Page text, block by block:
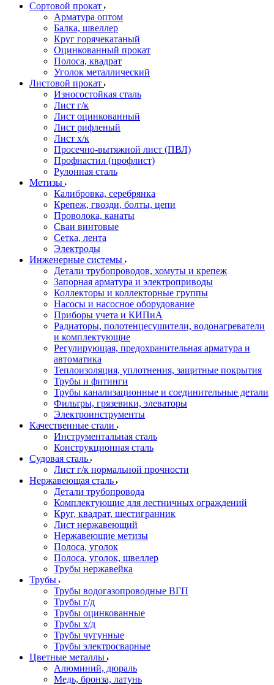
Сортовой прокат
Арматура оптом
Балка, швеллер
Круг горячекатаный
Оцинкованный прокат
Полоса, квадрат
Уголок металлический
Листовой прокат
Износостойкая сталь
Лист г/к
Лист оцинкованный
Лист рифленый
Лист х/к
Просечно-вытяжной лист (ПВЛ)
Профнастил (профлист)
Рулонная сталь
Метизы
Калибровка, серебрянка
Крепеж, гвозди, болты, цепи
Проволока, канаты
Сваи винтовые
Сетка, лента
Электроды
Инженерные системы
Детали трубопроводов, хомуты и крепеж
Запорная арматура и электроприводы
Коллекторы и коллекторные группы
Насосы и насосное оборудование
Приборы учета и КИПиА
Радиаторы, полотенцесушители, водонагреватели
и комплектующие
Регулирующая, предохранительная арматура и
автоматика
Теплоизоляция, уплотнения, защитные покрытия
Трубы и фитинги
Трубы канализационные и соединительные детали
Фильтры, грязевики, элеваторы
Электроинструменты
Качественные стали
Инструментальная сталь
Конструкционная сталь
Судовая сталь
Лист г/к нормальной прочности
Нержавеющая сталь
Детали трубопровода
Комплектующие для лестничных ограждений
Круг, квадрат, шестигранник
Лист нержавеющий
Нержавеющие метизы
Полоса, уголок
Полоса, уголок, швеллер
Трубы нержавейка
Трубы
Трубы водогазопроводные ВГП
Трубы г/д
Трубы оцинкованные
Трубы х/д
Трубы чугунные
Трубы электросварные
Цветные металлы
Алюминий, дюраль
Медь, бронза, латунь